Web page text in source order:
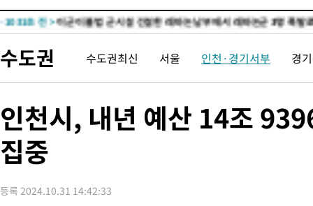
-1031초 전 >
상
30분 전 >[속보]美중부 사령관, 이스라엘 긴급방문 다중화된 전선 상황 논의
론 누출”
1시간 전 >‘축구의 신’ 아르헨티나 축구 선수 메시의 부친 지병 별세
1시간 전 >“美 이란전 무기 소진…북한과 분쟁시 주한 미군 취약해질 수 있어”
정상
-25945초 전 >"얼마나 더웠으면"…안동 물길공원서 헤엄친 구렁이 '소동'
-25872초 전 >
-25144초 전 >
-10778초 전 >'여긴 20도, 저긴 50도'…열화상 카메라로 본 폭염 저감시설 '
수도권 수도권최신 서울 인천·경기서부 경
인천시, 내년 예산 14조
집중
등록 2024.10.31 14:42:33